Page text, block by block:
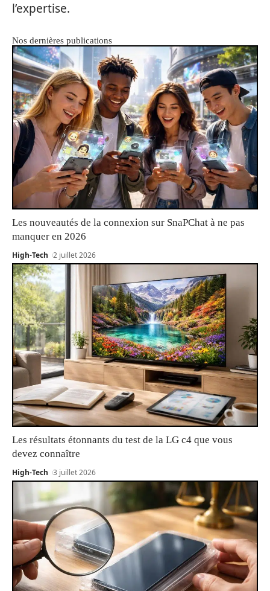
l’expertise.
Nos dernières publications
Les nouveautés de la connexion sur SnaPChat à ne pas
manquer en 2026
High-Tech 2 juillet 2026
Les résultats étonnants du test de la LG c4 que vous
devez connaître
High-Tech 3 juillet 2026